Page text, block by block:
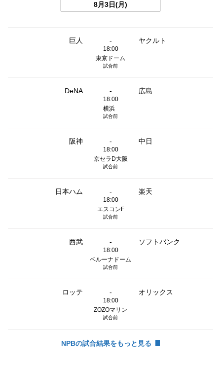
8月3日(月)
巨人 - ヤクルト
18:00
東京ドーム
試合前
DeNA - 広島
18:00
横浜
試合前
阪神 - 中日
18:00
京セラD大阪
試合前
日本ハム - 楽天
18:00
エスコンF
試合前
西武 - ソフトバンク
18:00
ベルーナドーム
試合前
ロッテ - オリックス
18:00
ZOZOマリン
試合前
NPBの試合結果をもっと見る